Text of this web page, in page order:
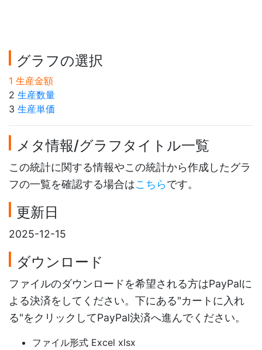
グラフの選択
1 生産金額
2 生産数量
3 生産単価
メタ情報/グラフタイトル一覧
この統計に関する情報やこの統計から作成したグラ
フの一覧を確認する場合はこちらです。
更新日
2025-12-15
ダウンロード
ファイルのダウンロードを希望される方はPayPalに
よる決済をしてください。下にある"カートに入れ
る"をクリックしてPayPal決済へ進んでください。
ファイル形式 Excel xlsx